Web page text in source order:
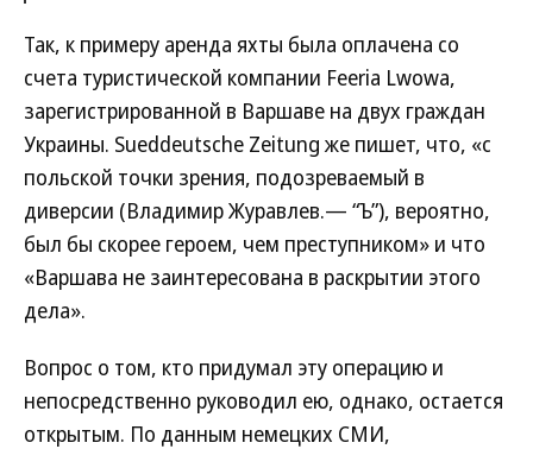
Так, к примеру аренда яхты была оплачена со
счета туристической компании Feeria Lwowa,
зарегистрированной в Варшаве на двух граждан
Украины. Sueddeutsche Zeitung же пишет, что, «с
польской точки зрения, подозреваемый в
диверсии (Владимир Журавлев.— “Ъ”), вероятно,
был бы скорее героем, чем преступником» и что
«Варшава не заинтересована в раскрытии этого
дела».
Вопрос о том, кто придумал эту операцию и
непосредственно руководил ею, однако, остается
открытым. По данным немецких СМИ,